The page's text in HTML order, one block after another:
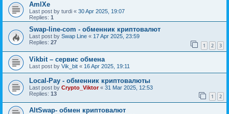
AmlXe
Last post by turdi « 30 Apr 2025, 19:07
Replies: 1
Swap-line-com - обменник криптовалют
Last post by Swap Line « 17 Apr 2025, 23:59
Replies: 27 1 2 3
Vikbit – сервис обмена
Last post by Vik_bit « 16 Apr 2025, 19:11
Local-Pay - обменник криптовалюты
Last post by Crypto_Viktor« 31 Mar 2025, 12:53
Replies: 13 1 2
AltSwap- обмен криптовалют